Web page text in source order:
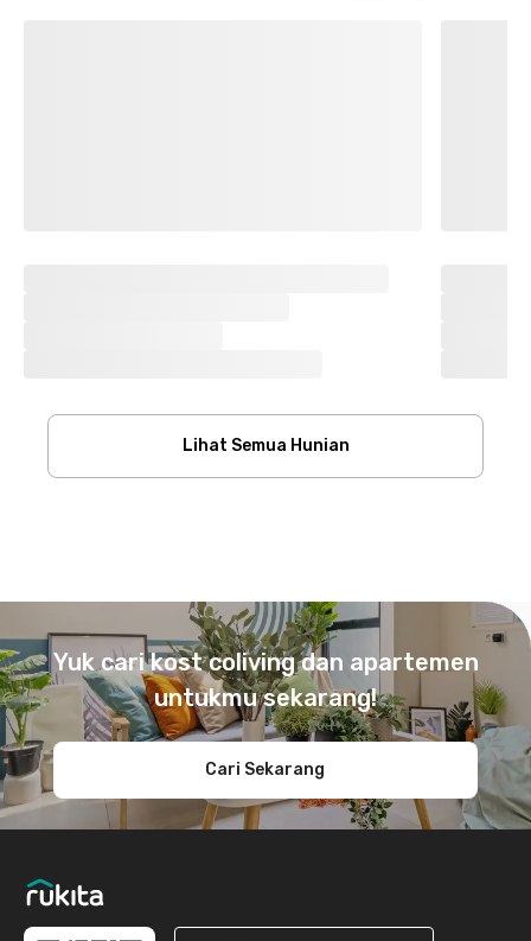
Lihat Semua Hunian
Yuk cari kost coliving dan apartemen
untukmu sekarang!
Cari Sekarang